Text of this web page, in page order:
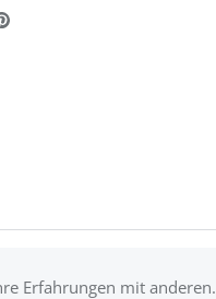
Erfahrungen mit anderen.